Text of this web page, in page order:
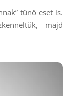
tűnő eset is.
majd